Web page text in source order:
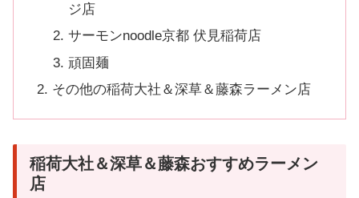
ジ店
サーモンnoodle京都 伏見稲荷店
頑固麺
その他の稲荷大社＆深草＆藤森ラーメン店
稲荷大社＆深草＆藤森おすすめラーメン
店